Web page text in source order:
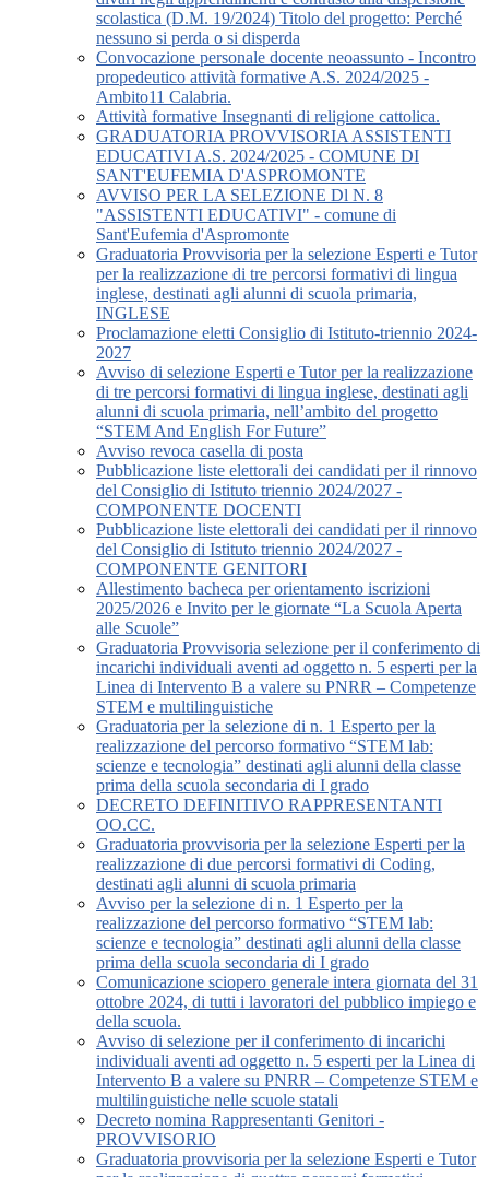
scolastica (D.M. 19/2024) Titolo del progetto: Perché
nessuno si perda o si disperda
Convocazione personale docente neoassunto - Incontro
propedeutico attività formative A.S. 2024/2025 -
Ambito11 Calabria.
Attività formative Insegnanti di religione cattolica.
GRADUATORIA PROVVISORIA ASSISTENTI
EDUCATIVI A.S. 2024/2025 - COMUNE DI
SANT'EUFEMIA D'ASPROMONTE
AVVISO PER LA SELEZIONE Dl N. 8
"ASSISTENTI EDUCATIVI" - comune di
Sant'Eufemia d'Aspromonte
Graduatoria Provvisoria per la selezione Esperti e Tutor
per la realizzazione di tre percorsi formativi di lingua
inglese, destinati agli alunni di scuola primaria,
INGLESE
Proclamazione eletti Consiglio di Istituto-triennio 2024-
2027
Avviso di selezione Esperti e Tutor per la realizzazione
di tre percorsi formativi di lingua inglese, destinati agli
alunni di scuola primaria, nell’ambito del progetto
“STEM And English For Future”
Avviso revoca casella di posta
Pubblicazione liste elettorali dei candidati per il rinnovo
del Consiglio di Istituto triennio 2024/2027 -
COMPONENTE DOCENTI
Pubblicazione liste elettorali dei candidati per il rinnovo
del Consiglio di Istituto triennio 2024/2027 -
COMPONENTE GENITORI
Allestimento bacheca per orientamento iscrizioni
2025/2026 e Invito per le giornate “La Scuola Aperta
alle Scuole”
Graduatoria Provvisoria selezione per il conferimento di
incarichi individuali aventi ad oggetto n. 5 esperti per la
Linea di Intervento B a valere su PNRR – Competenze
STEM e multilinguistiche
Graduatoria per la selezione di n. 1 Esperto per la
realizzazione del percorso formativo “STEM lab:
scienze e tecnologia” destinati agli alunni della classe
prima della scuola secondaria di I grado
DECRETO DEFINITIVO RAPPRESENTANTI
OO.CC.
Graduatoria provvisoria per la selezione Esperti per la
realizzazione di due percorsi formativi di Coding,
destinati agli alunni di scuola primaria
Avviso per la selezione di n. 1 Esperto per la
realizzazione del percorso formativo “STEM lab:
scienze e tecnologia” destinati agli alunni della classe
prima della scuola secondaria di I grado
Comunicazione sciopero generale intera giornata del 31
ottobre 2024, di tutti i lavoratori del pubblico impiego e
della scuola.
Avviso di selezione per il conferimento di incarichi
individuali aventi ad oggetto n. 5 esperti per la Linea di
Intervento B a valere su PNRR – Competenze STEM e
multilinguistiche nelle scuole statali
Decreto nomina Rappresentanti Genitori -
PROVVISORIO
Graduatoria provvisoria per la selezione Esperti e Tutor